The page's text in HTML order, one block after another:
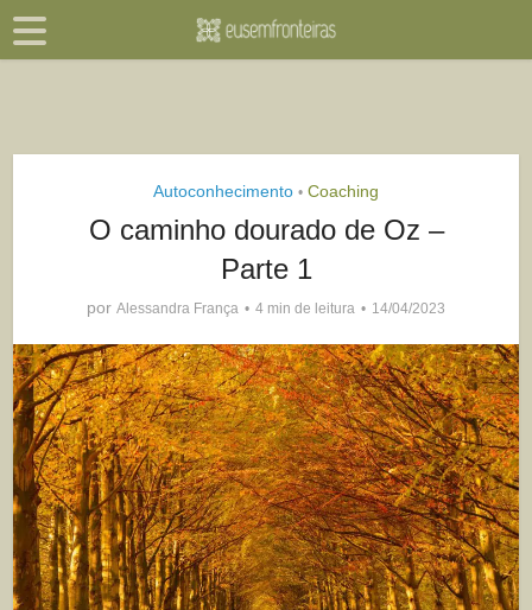
Autoconhecimento • Coaching
O caminho dourado de Oz –
Parte 1
por Alessandra França 4 min de leitura 14/04/2023